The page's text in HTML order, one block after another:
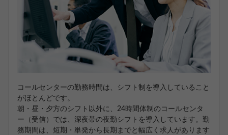
コールセンターの勤務時間は、シフト制を導入していること
がほとんどです。
朝・昼・夕方のシフト以外に、24時間体制のコールセンタ
ー（受信）では、深夜帯の夜勤シフトを導入しています。勤
務期間は、短期・単発から長期までと幅広く求人があります